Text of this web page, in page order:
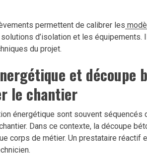
permettent de calibrer les
d’isolation et les
du projet.
et
le chantier
énergétique sont souvent séquencés
Dans ce contexte, la découpe
corps de métier. Un prestataire réactif